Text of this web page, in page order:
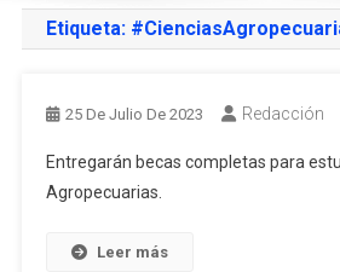
Etiqueta:
25 De Julio De 2023 Redacción
Entregarán becas completas para
Agropecuarias.
Leer más